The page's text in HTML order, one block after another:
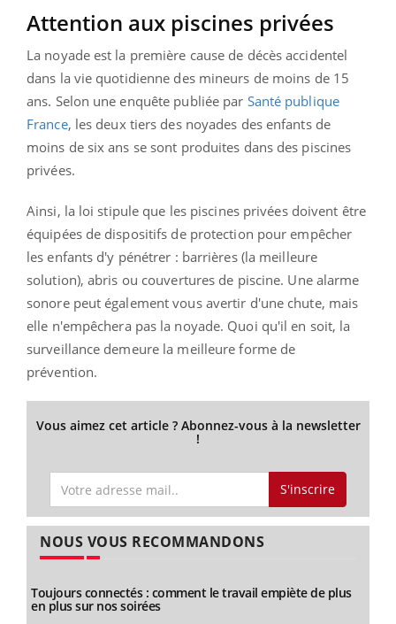
Attention aux piscines privées
La noyade est la première cause de décès accidentel
dans la vie quotidienne des mineurs de moins de 15
ans. Selon une enquête publiée par Santé publique
France, les deux tiers des noyades des enfants de
moins de six ans se sont produites dans des piscines
privées.
Ainsi, la loi stipule que les piscines privées doivent être
équipées de dispositifs de protection pour empêcher
les enfants d'y pénétrer : barrières (la meilleure
solution), abris ou couvertures de piscine. Une alarme
sonore peut également vous avertir d'une chute, mais
elle n'empêchera pas la noyade. Quoi qu'il en soit, la
surveillance demeure la meilleure forme de
prévention.
Vous aimez cet article ? Abonnez-vous à la newsletter
!
S'inscrire
NOUS VOUS RECOMMANDONS
Toujours connectés : comment le travail empiète de plus
en plus sur nos soirées